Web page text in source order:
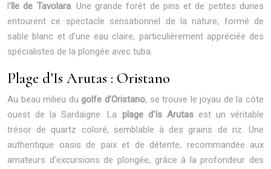
l’île de Tavolara. Une grande forêt de pins et de petites dunes
entourent ce spectacle sensationnel de la nature, formé de
sable blanc et d’une eau claire, particulièrement appréciée des
spécialistes de la plongée avec tuba.
Plage d’Is Arutas : Oristano
Au beau milieu dugolfe d’Oristano, se trouve le joyau de la côte
ouest de la Sardaigne. La plage d’Is Arutasest un véritable
trésor de quartz coloré, semblable à des grains de riz. Une
authentique oasis de paix et de détente, recommandée aux
amateurs d’excursions de plongée, grâce à la profondeur des